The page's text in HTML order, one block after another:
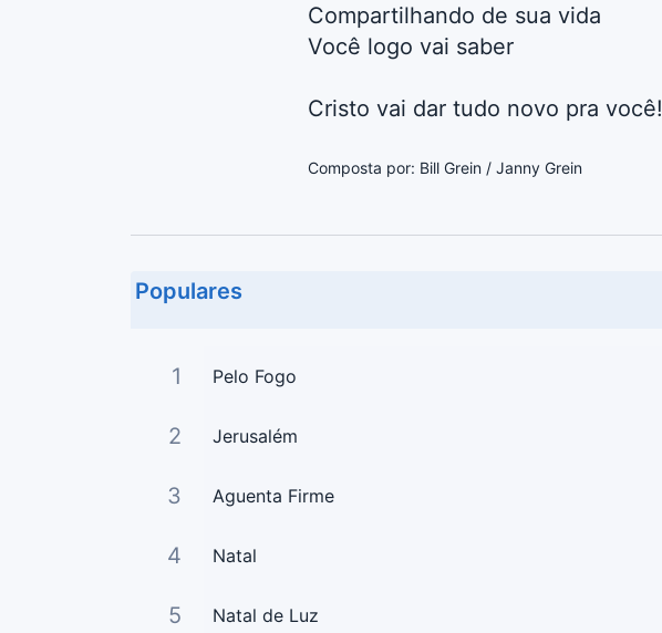
Compartilhando de sua vida
Você logo vai saber
Cristo vai dar tudo novo pra você!
Composta por: Bill Grein / Janny Grein
Populares
1 Pelo Fogo
2 Jerusalém
3 Aguenta Firme
4 Natal
5 Natal de Luz